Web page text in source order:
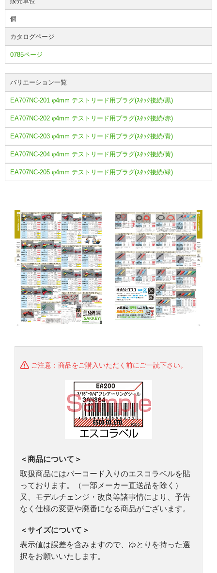
個
カタログページ
0785ページ
バリエーション一覧
EA707NC-201 φ4mm テストリード用プラグ(ｽﾀｯｸ接続/黒)
EA707NC-202 φ4mm テストリード用プラグ(ｽﾀｯｸ接続/赤)
EA707NC-203 φ4mm テストリード用プラグ(ｽﾀｯｸ接続/青)
EA707NC-204 φ4mm テストリード用プラグ(ｽﾀｯｸ接続/黄)
EA707NC-205 φ4mm テストリード用プラグ(ｽﾀｯｸ接続/緑)
ご注意：商品をご購入いただく前にご一読下さい。
＜商品について＞
取扱商品にはバーコード入りのエスコラベルを貼
っております。（一部メーカー直送品を除く）
又、モデルチェンジ・改良等諸事情により、予告
なく仕様の変更や廃番になる商品がございます。
＜サイズについて＞
表示値は誤差を含みますので、ゆとりを持った選
択をお願いいたします。